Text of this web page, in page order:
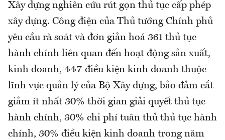
Xây dựng nghiên cứu rút gọn thủ tục cấp phép
xây dựng. Công điện của Thủ tướng Chính phủ
yêu cầu rà soát và đơn giản hoá 361 thủ tục
hành chính liên quan đến hoạt động sản xuất,
kinh doanh, 447 điều kiện kinh doanh thuộc
lĩnh vực quản lý của Bộ Xây dựng, bảo đảm cắt
giảm ít nhất 30% thời gian giải quyết thủ tục
hành chính, 30% chi phí tuân thủ thủ tục hành
chính, 30% điều kiện kinh doanh trong năm